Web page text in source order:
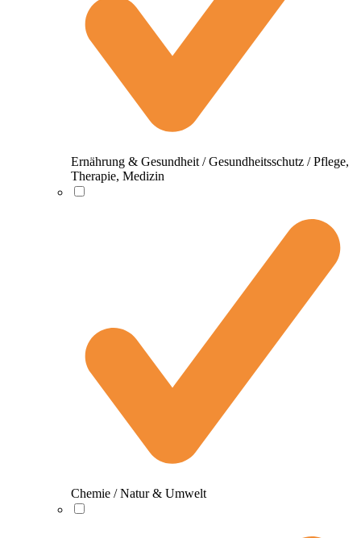
Ernährung & Gesundheit / Gesundheitsschutz / Pflege,
Therapie, Medizin
Chemie / Natur & Umwelt